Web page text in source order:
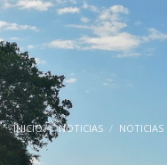
INICIO NOTICIAS NOTICIAS